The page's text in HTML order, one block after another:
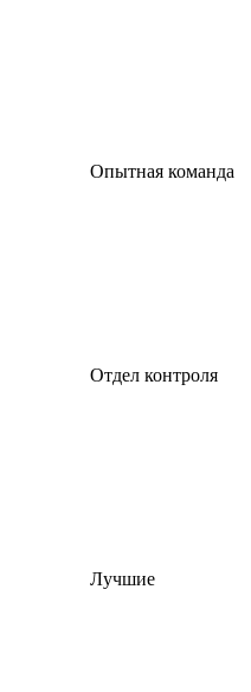
Опытная команда
Отдел контроля
Лучшие